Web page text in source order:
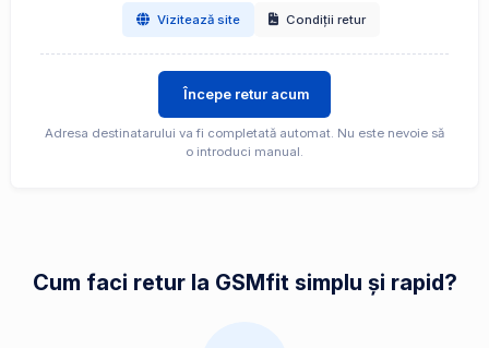
Vizitează site Condiții retur
Începe retur acum
Adresa destinatarului va fi completată automat. Nu este nevoie să
o introduci manual.
Cum faci retur la GSMfit simplu și rapid?